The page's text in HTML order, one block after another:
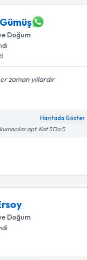
Doğum
zaman yıllardır
Haritada Göster
apt. Kat 3 Da 5
Doğum